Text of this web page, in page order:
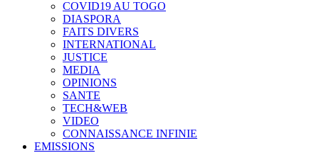
COVID19 AU TOGO
DIASPORA
FAITS DIVERS
INTERNATIONAL
JUSTICE
MEDIA
OPINIONS
SANTE
TECH&WEB
VIDEO
CONNAISSANCE INFINIE
EMISSIONS